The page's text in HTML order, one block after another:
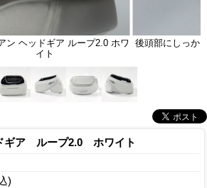
ン ヘッドギア ループ2.0 ホワ
イト
後頭部にしっか
ギア ループ2.0 ホワイト
)